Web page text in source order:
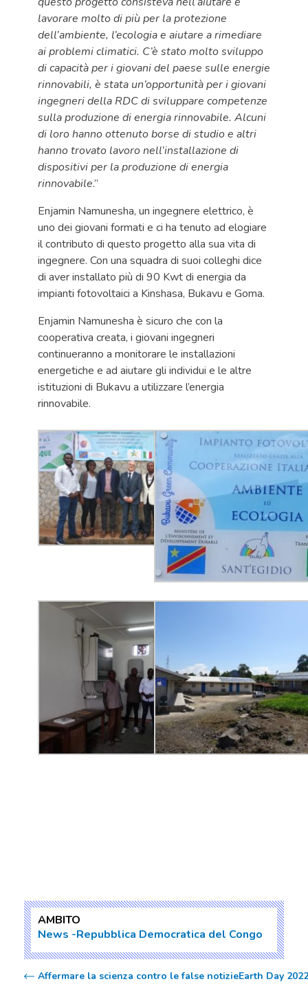
lavorare molto di più per la protezione
dell’ambiente, l’ecologia e aiutare a rimediare
ai problemi climatici. C’è stato molto sviluppo
di capacità per i giovani del paese sulle energie
rinnovabili, è stata un’opportunità per i giovani
ingegneri della RDC di sviluppare competenze
sulla produzione di energia rinnovabile. Alcuni
di loro hanno ottenuto borse di studio e altri
hanno trovato lavoro nell’installazione di
dispositivi per la produzione di energia
rinnovabile.”
Enjamin Namunesha, un ingegnere elettrico, è
uno dei giovani formati e ci ha tenuto ad elogiare
il contributo di questo progetto alla sua vita di
ingegnere. Con una squadra di suoi colleghi dice
di aver installato più di 90 Kwt di energia da
impianti fotovoltaici a Kinshasa, Bukavu e Goma.
Enjamin Namunesha è sicuro che con la
cooperativa creata, i giovani ingegneri
continueranno a monitorare le installazioni
energetiche e ad aiutare gli individui e le altre
istituzioni di Bukavu a utilizzare l’energia
rinnovabile.
AMBITO
News Repubblica Democratica del Congo
Affermare la scienza contro le false notizieEarth Day